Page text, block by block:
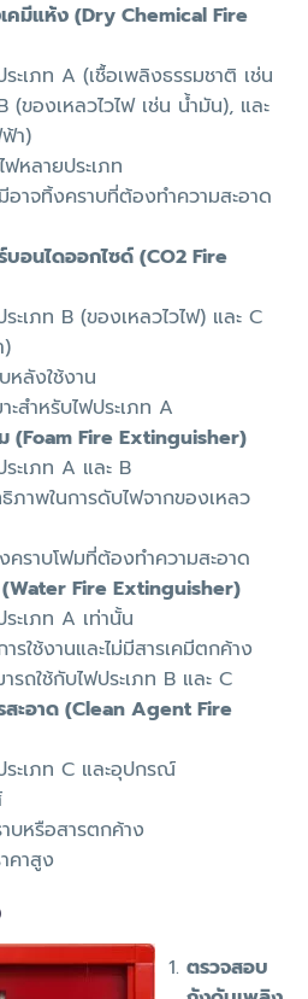
มีแห้ง (Dry Chemical Fire
ระเภท A (เชื้อเพลิงธรรมชาติ เช่น
(ของเหลวไวไฟ เช่น น้ำมัน), และ
า)
ฟหลายประเภท
อาจทิ้งคราบที่ต้องทำความสะอาด
อนไดออกไซด์ (CO2 Fire
ระเภท B (ของเหลวไวไฟ) และ C
หลังใช้งาน
ะสำหรับไฟประเภท A
(Foam Fire Extinguisher)
ระเภท A และ B
ภาพในการดับไฟจากของเหลว
คราบโฟมที่ต้องทำความสะอาด
Fire Extinguisher)
ระเภท A เท่านั้น
รใช้งานและไม่มีสารเคมีตกค้าง
ารถใช้กับไฟประเภท B และ C
ะอาด (Clean Agent Fire
ระเภท C และอุปกรณ์
บหรือสารตกค้าง
คาสูง
ตรวจสอบ